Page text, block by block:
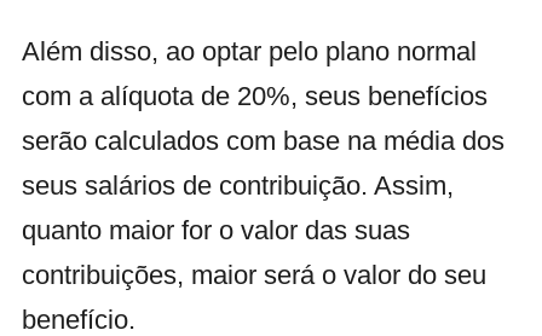
Além disso, ao optar pelo plano normal
com a alíquota de 20%, seus benefícios
serão calculados com base na média dos
seus salários de contribuição. Assim,
quanto maior for o valor das suas
contribuições, maior será o valor do seu
benefício.